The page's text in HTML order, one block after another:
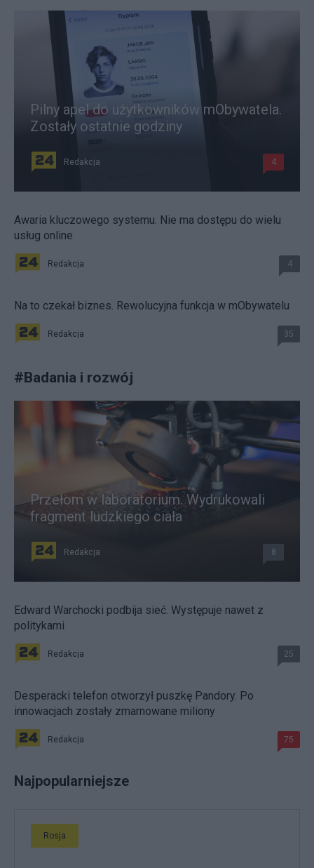
Pilny apel do użytkowników mObywatela.
Zostały ostatnie godziny
Redakcja 4
Awaria kluczowego systemu. Nie ma dostępu do wielu
usług online
Redakcja 4
Na to czekał biznes. Rewolucyjna funkcja w mObywatelu
Redakcja 35
#Badania i rozwój
Przełom w laboratorium. Wydrukowali
fragment ludzkiego ciała
Redakcja 8
Edward Warchocki podbija sieć. Występuje nawet z
politykami
Redakcja 25
Desperacki telefon otworzył puszkę Pandory. Po
innowacjach zostały zmarnowane miliony
Redakcja 75
Najpopularniejsze
Rosja